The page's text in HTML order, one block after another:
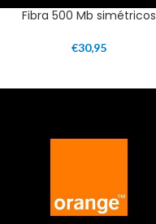
Fibra 500 Mb simétricos
€30,95